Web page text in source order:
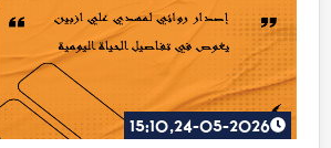
24-05-2026, 15:10